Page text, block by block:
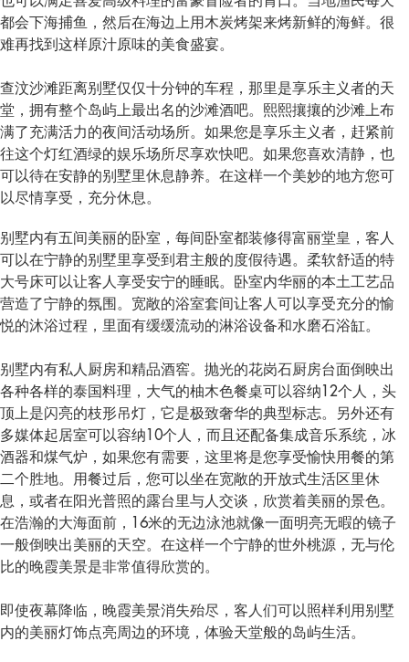
都会下海捕鱼，然后在海边上用木炭烤架来烤新鲜的海鲜。很
难再找到这样原汁原味的美食盛宴。
查汶沙滩距离别墅仅仅十分钟的车程，那里是享乐主义者的天
堂，拥有整个岛屿上最出名的沙滩酒吧。熙熙攘攘的沙滩上布
满了充满活力的夜间活动场所。如果您是享乐主义者，赶紧前
往这个灯红酒绿的娱乐场所尽享欢快吧。如果您喜欢清静，也
可以待在安静的别墅里休息静养。在这样一个美妙的地方您可
以尽情享受，充分休息。
别墅内有五间美丽的卧室，每间卧室都装修得富丽堂皇，客人
可以在宁静的别墅里享受到君主般的度假待遇。柔软舒适的特
大号床可以让客人享受安宁的睡眠。卧室内华丽的本土工艺品
营造了宁静的氛围。宽敞的浴室套间让客人可以享受充分的愉
悦的沐浴过程，里面有缓缓流动的淋浴设备和水磨石浴缸。
别墅内有私人厨房和精品酒窖。抛光的花岗石厨房台面倒映出
各种各样的泰国料理，大气的柚木色餐桌可以容纳12个人，头
顶上是闪亮的枝形吊灯，它是极致奢华的典型标志。另外还有
多媒体起居室可以容纳10个人，而且还配备集成音乐系统，冰
酒器和煤气炉，如果您有需要，这里将是您享受愉快用餐的第
二个胜地。用餐过后，您可以坐在宽敞的开放式生活区里休
息，或者在阳光普照的露台里与人交谈，欣赏着美丽的景色。
在浩瀚的大海面前，16米的无边泳池就像一面明亮无暇的镜子
一般倒映出美丽的天空。在这样一个宁静的世外桃源，无与伦
比的晚霞美景是非常值得欣赏的。
即使夜幕降临，晚霞美景消失殆尽，客人们可以照样利用别墅
内的美丽灯饰点亮周边的环境，体验天堂般的岛屿生活。